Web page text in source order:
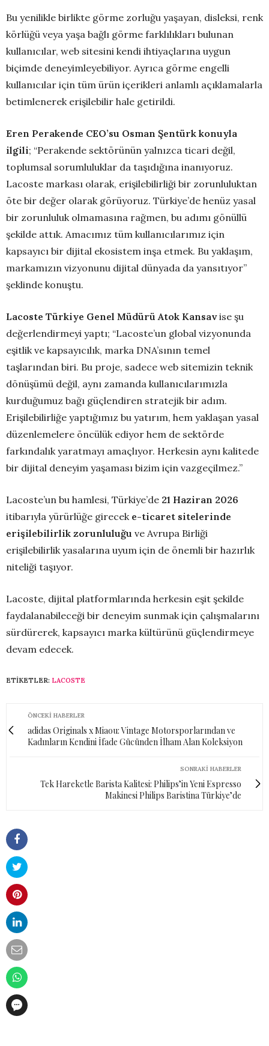
Bu yenilikle birlikte görme zorluğu yaşayan, disleksi, renk
körlüğü veya yaşa bağlı görme farklılıkları bulunan
kullanıcılar, web sitesini kendi ihtiyaçlarına uygun
biçimde deneyimleyebiliyor. Ayrıca görme engelli
kullanıcılar için tüm ürün içerikleri anlamlı açıklamalarla
betimlenerek erişilebilir hale getirildi.
Eren Perakende CEO’su Osman Şentürk konuyla
ilgili; “Perakende sektörünün yalnızca ticari değil,
toplumsal sorumluluklar da taşıdığına inanıyoruz.
Lacoste markası olarak, erişilebilirliği bir zorunluluktan
öte bir değer olarak görüyoruz. Türkiye’de henüz yasal
bir zorunluluk olmamasına rağmen, bu adımı gönüllü
şekilde attık. Amacımız tüm kullanıcılarımız için
kapsayıcı bir dijital ekosistem inşa etmek. Bu yaklaşım,
markamızın vizyonunu dijital dünyada da yansıtıyor”
şeklinde konuştu.
Lacoste Türkiye Genel Müdürü Atok Kansavise şu
değerlendirmeyi yaptı; “Lacoste’un global vizyonunda
eşitlik ve kapsayıcılık, marka DNA’sının temel
taşlarından biri. Bu proje, sadece web sitemizin teknik
dönüşümü değil, aynı zamanda kullanıcılarımızla
kurduğumuz bağı güçlendiren stratejik bir adım.
Erişilebilirliğe yaptığımız bu yatırım, hem yaklaşan yasal
düzenlemelere öncülük ediyor hem de sektörde
farkındalık yaratmayı amaçlıyor. Herkesin aynı kalitede
bir dijital deneyim yaşaması bizim için vazgeçilmez.”
Lacoste’un bu hamlesi, Türkiye’de 21 Haziran 2026
itibarıyla yürürlüğe girecek e-ticaret sitelerinde
erişilebilirlik zorunluluğu ve Avrupa Birliği
erişilebilirlik yasalarına uyum için de önemli bir hazırlık
niteliği taşıyor.
Lacoste, dijital platformlarında herkesin eşit şekilde
faydalanabileceği bir deneyim sunmak için çalışmalarını
sürdürerek, kapsayıcı marka kültürünü güçlendirmeye
devam edecek.
ETIKETLER: LACOSTE
ÖNCEKI HABERLER
adidas Originals x Miaou: Vintage Motorsporlarından ve
Kadınların Kendini İfade Gücünden İlham Alan Koleksiyon
SONRAKI HABERLER
Tek Hareketle Barista Kalitesi: Philips’in Yeni Espresso
Makinesi Philips Baristina Türkiye’de